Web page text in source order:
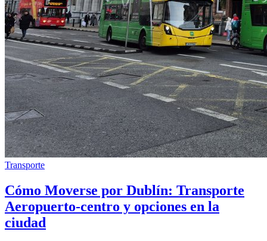
Transporte
Cómo Moverse por Dublín: Transporte
Aeropuerto-centro y opciones en la
ciudad